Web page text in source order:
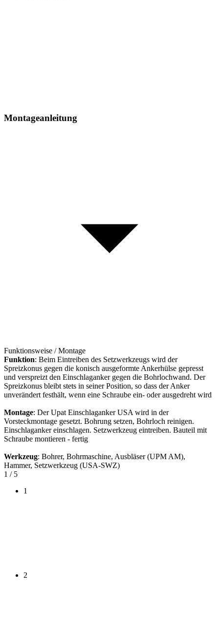
Montageanleitung
Funktionsweise / Montage
Funktion: Beim Eintreiben des Setzwerkzeugs wird der
Spreizkonus gegen die konisch ausgeformte Ankerhülse gepresst
und verspreizt den Einschlaganker gegen die Bohrlochwand. Der
Spreizkonus bleibt stets in seiner Position, so dass der Anker
unverändert festhält, wenn eine Schraube ein- oder ausgedreht wird
Montage: Der Upat Einschlaganker USA wird in der
Vorsteckmontage gesetzt. Bohrung setzen, Bohrloch reinigen.
Einschlaganker einschlagen. Setzwerkzeug eintreiben. Bauteil mit
Schraube montieren - fertig
Werkzeug: Bohrer, Bohrmaschine, Ausbläser (UPM AM),
Hammer, Setzwerkzeug (USA-SWZ)
1 / 5
1
2